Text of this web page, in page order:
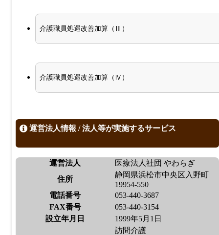
介護職員処遇改善加算（Ⅲ）
介護職員処遇改善加算（Ⅳ）
運営法人情報 / 法人等が実施するサービス
運営法人
医療法人社団 やわらぎ
住所
静岡県浜松市中央区入野町
19954-550
電話番号
053-440-3687
FAX番号
053-440-3154
設立年月日
1999年5月1日
訪問介護